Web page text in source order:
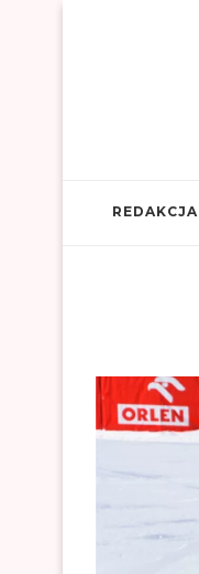
REDAKCJA